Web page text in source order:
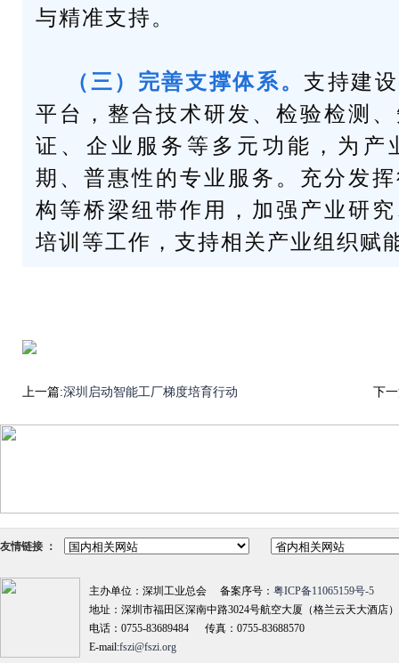
与精准支持。
（三）完善支撑体系。 支持建
平台，整合技术研发、检验检测
证、企业服务等多元功能，为产
期、普惠性的专业服务。充分发
构等桥梁纽带作用，加强产业研
培训等工作，支持相关产业组织赋
上一篇:深圳启动智能工厂梯度培育行动 下
友情链接 ：
主办单位：深圳工业总会 备案序号： 粤ICP备11065159号-5
地址：深圳市福田区深南中路3024号航空大厦（格兰云天大酒店
电话：0755-83689484 传真：0755-83688570
E-mail:fszi@fszi.org